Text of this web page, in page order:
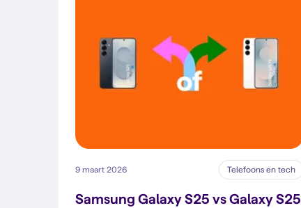
9 maart 2026 Telefoons en tech
Samsung Galaxy S25 vs Galaxy S25